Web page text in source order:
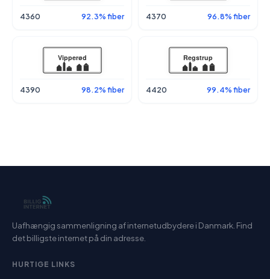
4360 92.3% fiber 4370 96.8% fiber
4390 98.2% fiber 4420 99.4% fiber
Uafhængig sammenligning af internetudbydere i Danmark. Find
det billigste internet på din adresse.
HURTIGE LINKS